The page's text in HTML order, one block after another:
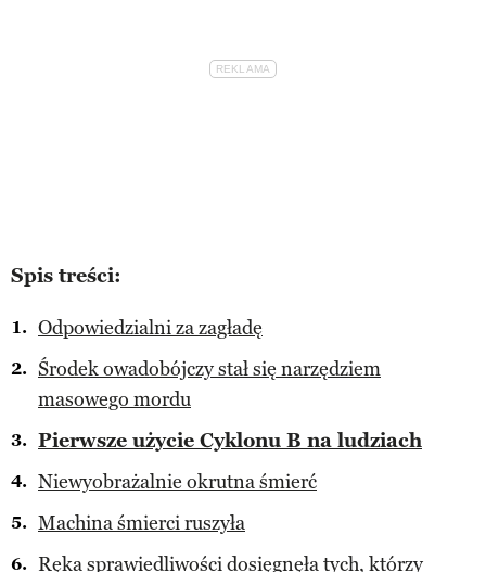
Spis treści:
Odpowiedzialni za zagładę
Środek owadobójczy stał się narzędziem
masowego mordu
Pierwsze użycie Cyklonu B na ludziach
Niewyobrażalnie okrutna śmierć
Machina śmierci ruszyła
Ręka sprawiedliwości dosięgnęła tych, którzy